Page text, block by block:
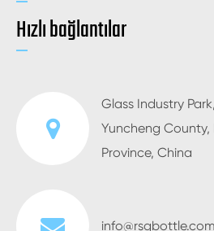
Hızlı bağlantılar
Glass Industry
Yuncheng
Province, China
info@rsgbottle.com